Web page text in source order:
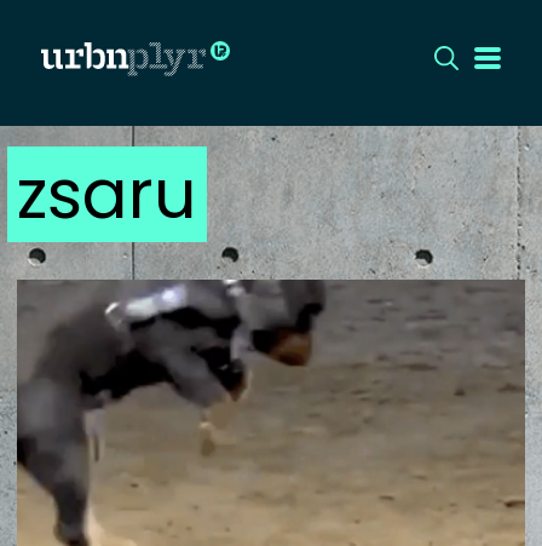
CÍMLAP
DIZÁJN
DIVAT
HIP
KULT
UTCA
zsaru